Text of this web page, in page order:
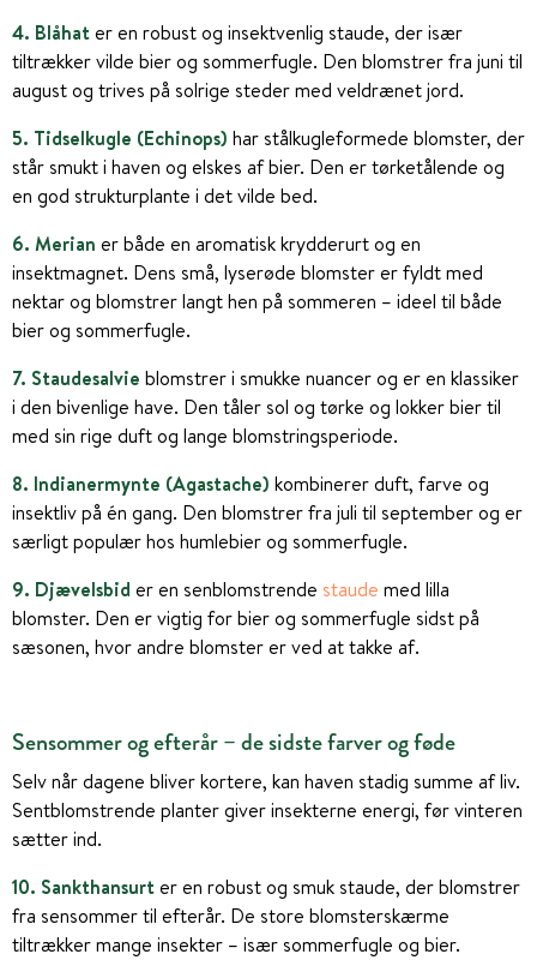
4. Blåhater en robust og insektvenlig staude, der især
tiltrækker vilde bier og sommerfugle. Den blomstrer fra juni til
august og trives på solrige steder med veldrænet jord.
5. Tidselkugle (Echinops) har stålkugleformede blomster, der
står smukt i haven og elskes af bier. Den er tørketålende og
en god strukturplante i det vilde bed.
6. Merian er både en aromatisk krydderurt og en
insektmagnet. Dens små, lyserøde blomster er fyldt med
nektar og blomstrer langt hen på sommeren – ideel til både
bier og sommerfugle.
7. Staudesalvie blomstrer i smukke nuancer og er en klassiker
i den bivenlige have. Den tåler sol og tørke og lokker bier til
med sin rige duft og lange blomstringsperiode.
8. Indianermynte (Agastache) kombinerer duft, farve og
insektliv på én gang. Den blomstrer fra juli til september og er
særligt populær hos humlebier og sommerfugle.
9. Djævelsbid er en senblomstrende staude med lilla
blomster. Den er vigtig for bier og sommerfugle sidst på
sæsonen, hvor andre blomster er ved at takke af.
Sensommer og efterår – de sidste farver og føde
Selv når dagene bliver kortere, kan haven stadig summe af liv.
Sentblomstrende planter giver insekterne energi, før vinteren
sætter ind.
10. Sankthansurter en robust og smuk staude, der blomstrer
fra sensommer til efterår. De store blomsterskærme
tiltrækker mange insekter – især sommerfugle og bier.